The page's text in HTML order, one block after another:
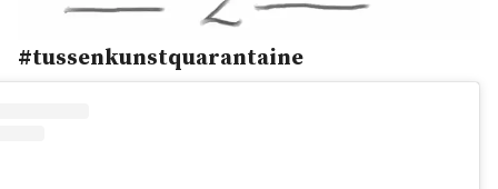
#tussenkunstquarantaine